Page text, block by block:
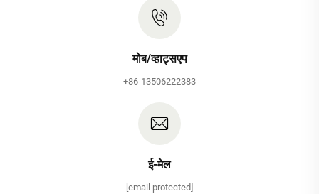
मोब/व्हाट्सएप
+86-13506222383
ई-मेल
[email protected]